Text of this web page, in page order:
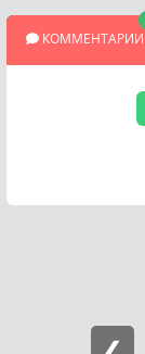
КОММЕНТАРИИ